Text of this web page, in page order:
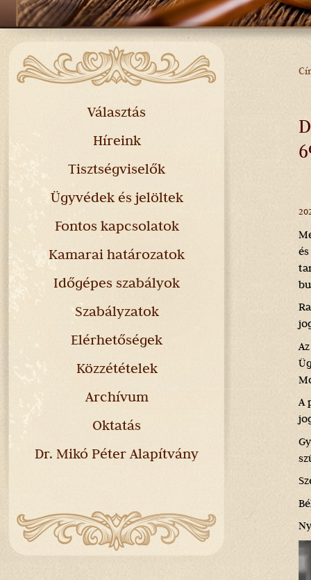
A
Választás
Híreink
Tisztségviselők
Ügyvédek és jelöltek
Fontos kapcsolatok
Kamarai határozatok
Időgépes szabályok
Szabályzatok
Elérhetőségek
Közzétételek
Archívum
Oktatás
Dr. Mikó Péter Alapítvány